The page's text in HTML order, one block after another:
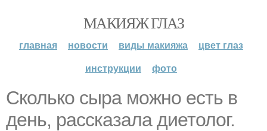
МАКИЯЖ ГЛАЗ
главная новости виды макияжа
цвет глаз
инструкции
фото
Сколько сыра можно есть в
день, рассказала диетолог.